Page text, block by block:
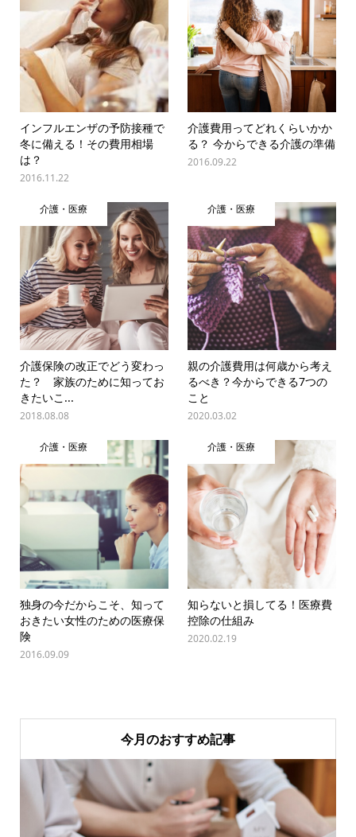
インフルエンザの予防接種で
冬に備える！その費用相場
は？
2016.11.22
介護費用ってどれくらいかか
る？ 今からできる介護の準備
2016.09.22
介護・医療
介護保険の改正でどう変わっ
た？ 家族のために知ってお
きたいこ...
2018.08.08
介護・医療
親の介護費用は何歳から考え
るべき？今からできる7つの
こと
2020.03.02
介護・医療
独身の今だからこそ、知って
おきたい女性のための医療保
険
2016.09.09
介護・医療
知らないと損してる！医療費
控除の仕組み
2020.02.19
今月のおすすめ記事